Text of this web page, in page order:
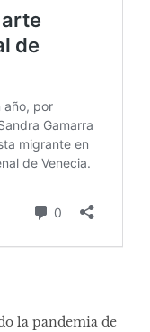
la pandemia de